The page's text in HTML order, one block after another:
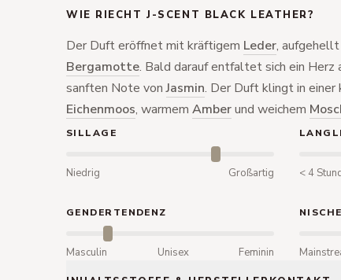
WIE RIECHT J-SCENT BLACK LEATHER?
Der Duft eröffnet mit kräftigem Leder, aufgehellt
Bergamotte. Bald darauf entfaltet sich ein Herz
sanften Note vonJasmin. Der Duft klingt in einer
Eichenmoos, warmem Amberund weichem
SILLAGE
Niedrig Großartig < 4
GENDERTENDENZ
Masculin Unisex Feminin